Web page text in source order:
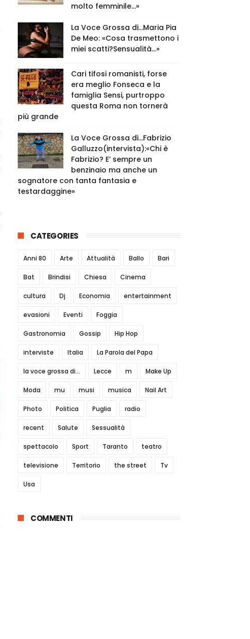
molto femminile…»
La Voce Grossa di…Maria Pia
De Meo: «Cosa trasmettono i
miei scatti?Sensualità…»
Cari tifosi romanisti, forse
era meglio Fonseca e la
famiglia Sensi, purtroppo
questa Roma non tornerà
più grande
La Voce Grossa di…Fabrizio
Galluzzo(intervista):«Chi è
Fabrizio? E’ sempre un
benzinaio ma anche un
sognatore con tanta fantasia e
testardaggine»
CATEGORIES
Anni 80 Arte Attualità Ballo Bari
Bat Brindisi Chiesa Cinema
cultura Dj Economia entertainment
evasioni Eventi Foggia
Gastronomia Gossip Hip Hop
interviste Italia La Parola del Papa
la voce grossa di... Lecce m Make Up
Moda mu musi musica Nail Art
Photo Politica Puglia radio
recent Salute Sessualità
spettacolo Sport Taranto teatro
televisione Territorio the street Tv
Usa
COMMENTI